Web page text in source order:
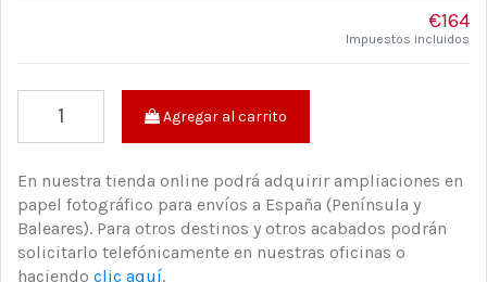
€164
Impuestos incluidos
Agregar al carrito
En nuestra tienda online podrá adquirir ampliaciones en
papel fotográfico para envíos a España (Península y
Baleares). Para otros destinos y otros acabados podrán
solicitarlo telefónicamente en nuestras oficinas o
haciendo clic aquí.